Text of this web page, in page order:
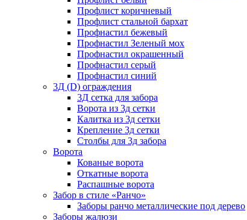
Профлист коричневый
Профлист стальной бархат
Профнастил бежевый
Профнастил Зеленый мох
Профнастил окрашенный
Профнастил серый
Профнастил синий
3Д (D) ограждения
3Д сетка для забора
Ворота из 3д сетки
Калитка из 3д сетки
Крепление 3д сетки
Столбы для 3д забора
Ворота
Кованые ворота
Откатные ворота
Распашные ворота
Забор в стиле «Ранчо»
Заборы ранчо металлические под дерево
Заборы жалюзи